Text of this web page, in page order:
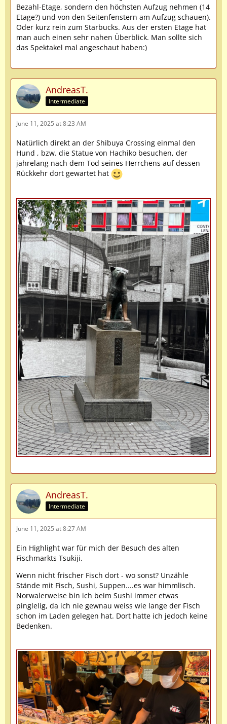
Bezahl-Etage, sondern den höchsten Aufzug nehmen (14
Etage?) und von den Seitenfenstern am Aufzug schauen).
Oder kurz rein zum Starbucks. Aus der ersten Etage hat
man auch einen sehr nahen Überblick. Man sollte sich
das Spektakel mal angeschaut haben:)
AndreasT.
Intermediate
June 11, 2025 at 8:23 AM
Natürlich direkt an der Shibuya Crossing einmal den
Hund , bzw. die Statue von Hachiko besuchen, der
jahrelang nach dem Tod seines Herrchens auf dessen
Rückkehr dort gewartet hat
AndreasT.
Intermediate
June 11, 2025 at 8:27 AM
Ein Highlight war für mich der Besuch des alten
Fischmarkts Tsukiji.
Wenn nicht frischer Fisch dort - wo sonst? Unzähle
Stände mit Fisch, Sushi, Suppen....es war himmlisch.
Norwalerweise bin ich beim Sushi immer etwas
pinglelig, da ich nie gewnau weiss wie lange der Fisch
schon im Laden gelegen hat. Dort hatte ich jedoch keine
Bedenken.